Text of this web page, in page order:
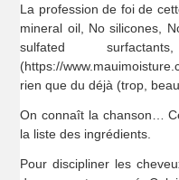
La profession de foi de
mineral oil, No silicones,
sulfated
(https://
rien que du déjà (trop,
On connaît la chanson…
la liste des ingrédients.
Pour discipliner les